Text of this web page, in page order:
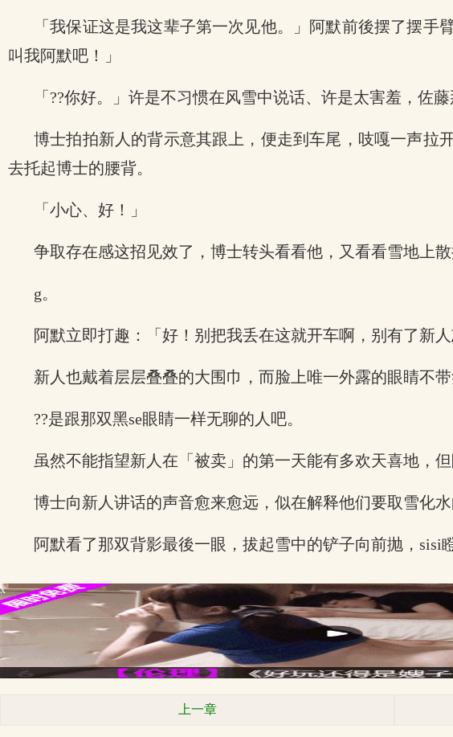
「我保证这是我这辈子第一次见他。」阿默前後摆了摆
叫我阿默吧！」
「??你好。」许是不习惯在风雪中说话、许是太害羞，佐
博士拍拍新人的背示意其跟上，便走到车尾，吱嘎一声拉
去托起博士的腰背。
「小心、好！」
争取存在感这招见效了，博士转头看看他，又看看雪地上
g。
阿默立即打趣：「好！别把我丢在这就开车啊，别有了新人
新人也戴着层层叠叠的大围巾，而脸上唯一外露的眼睛不带
??是跟那双黑se眼睛一样无聊的人吧。
虽然不能指望新人在「被卖」的第一天能有多欢天喜地，
博士向新人讲话的声音愈来愈远，似在解释他们要取雪化水
阿默看了那双背影最後一眼，拔起雪中的铲子向前抛，
x
上一章